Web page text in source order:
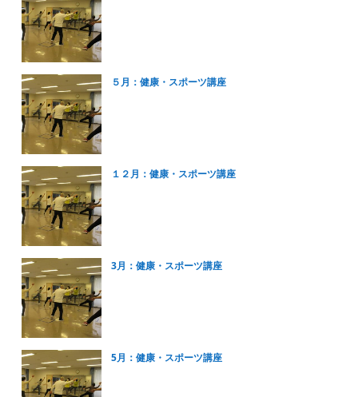
５月：健康・スポーツ講座
１２月：健康・スポーツ講座
3月：健康・スポーツ講座
5月：健康・スポーツ講座